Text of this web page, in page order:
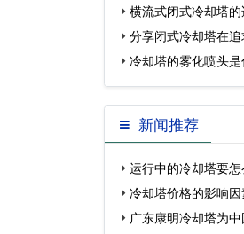
出水温度的…
横流式闭式冷却塔
分享闭式冷却塔在
… 冷却塔的雾化喷头
新闻推荐
运行中的冷却塔要怎
冷却塔价格的影响
广东康明冷却塔为